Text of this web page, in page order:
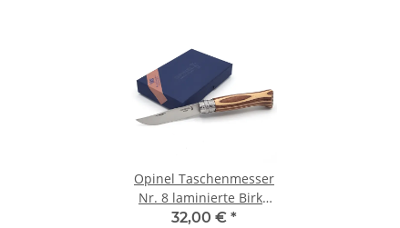
Opinel Taschenmesser
Nr. 8 laminierte Birke
braun
32,00 € *